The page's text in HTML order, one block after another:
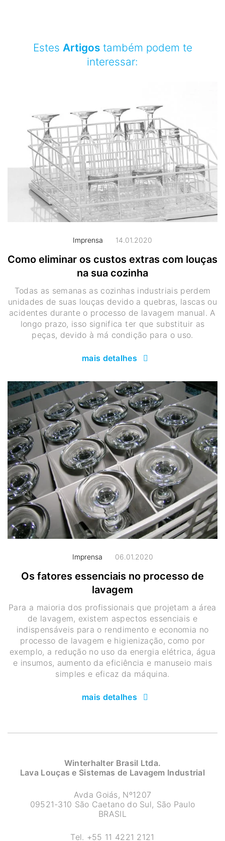
Estes Artigostambém podem te
interessar:
Imprensa 14.01.2020
Como eliminar os custos extras com louças
na sua cozinha
Todas as semanas as cozinhas industriais perdem
unidades de suas louças devido a quebras, lascas ou
acidentes durante o processo de lavagem manual. A
longo prazo, isso significa ter que substituir as
peças, devido à má condição para o uso.
mais detalhes
Imprensa 06.01.2020
Os fatores essenciais no processo de
lavagem
Para a maioria dos profissionais que projetam a área
de lavagem, existem aspectos essenciais e
indispensáveis para o rendimento e economia no
processo de lavagem e higienização, como por
exemplo, a redução no uso da energia elétrica, água
e insumos, aumento da eficiência e manuseio mais
simples e eficaz da máquina.
mais detalhes
Winterhalter Brasil Ltda.
Lava Louças e Sistemas de Lavagem Industrial
Avda Goiás, Nº1207
09521-310 São Caetano do Sul, São Paulo
BRASIL
Tel. +55 11 4221 2121